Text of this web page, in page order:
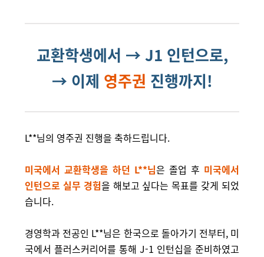
교환학생에서 → J1 인턴으로,
→ 이제 영주권 진행까지!
L**님의 영주권 진행을 축하드립니다.
미국에서 교환학생을 하던 L**님은 졸업 후 미국에서
인턴으로 실무 경험을 해보고 싶다는 목표를 갖게 되었
습니다.
경영학과 전공인 L**님은 한국으로 돌아가기 전부터, 미
국에서 플러스커리어를 통해 J-1 인턴십을 준비하였고